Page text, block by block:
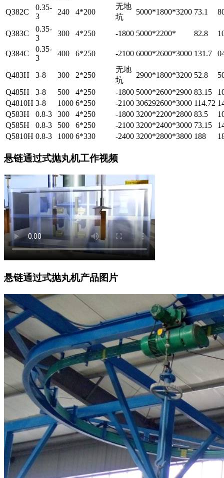
Q382C
0.35-
3
240 4*200
无地
坑
5000*1800*3200 73.1
Q383C
0.35-
3
300 4*250 -1800 5000*2200* 82.8
Q384C
0.35-
3
400 6*250 -2100 6000*2600*3000 131.7
Q483H 3-8 300 2*250
无地
坑
2900*1800*3200 52.8
Q485H
3-8 500 4*250 -1800 5000*2600*2900 83.15
Q4810H 3-8 1000 6*250 -2100 306292600*3000 114.72
Q583H
0.8-3 300 4*250 -1800 3200*2200*2800 83.5
Q585H
0.8-3 500 6*250 -2100 3200*2400*3000 73.15
Q5810H 0.8-3 1000 6*330 -2400 3200*2800*3800 188
悬链通过式抛丸机工作视频
悬链通过式抛丸机产品图片